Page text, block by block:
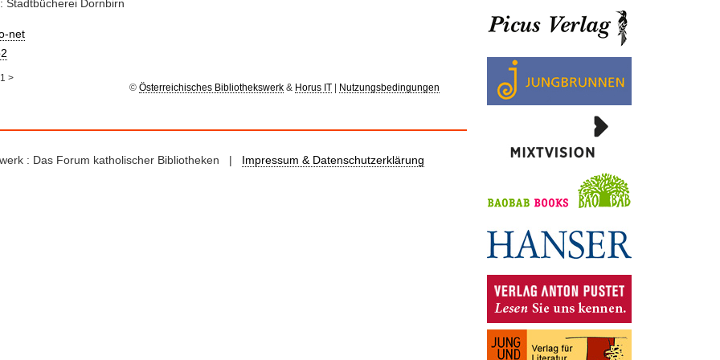
Stadtbücherei Dornbirn
net
1 >
© Österreichisches Bibliothekswerk& Horus IT Nutzungsbedingungen
: Das Forum katholischer Bibliotheken | Impressum & Datenschutzerklärung